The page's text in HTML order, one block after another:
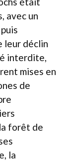
avec un
leur déclin
interdite,
mises en
de
forêt de
la